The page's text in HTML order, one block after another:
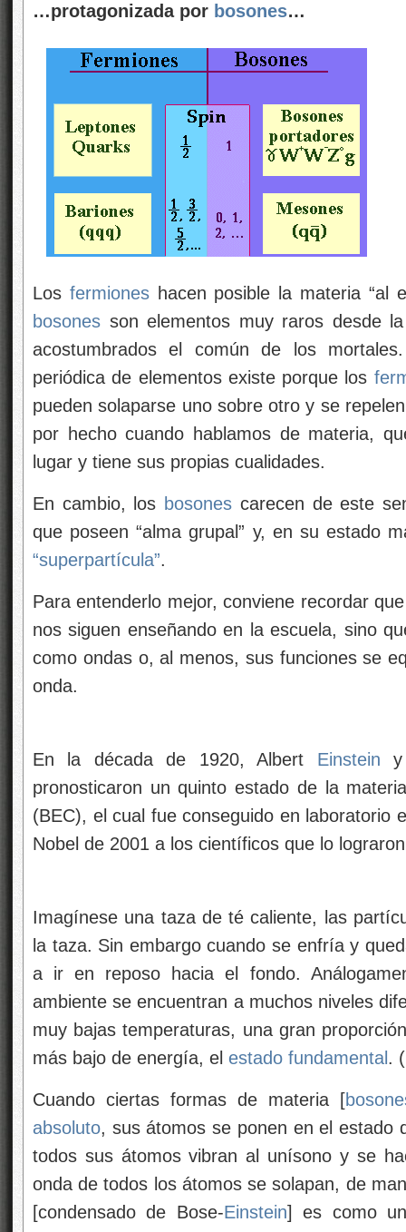
…protagonizada por bosones…
Los fermioneshacen posible la materia “al
bosones son elementos muy raros desde
acostumbrados el común de los
periódica de elementos existe porque los
pueden solaparse uno sobre otro y se
por hecho cuando hablamos de materia,
lugar y tiene sus propias cualidades.
En cambio, los bosones carecen de este
que poseen “alma grupal” y, en su estado
“superpartícula”.
Para entenderlo mejor, conviene recordar
nos siguen enseñando en la escuela, sino
como ondas o, al menos, sus funciones se
onda.
En la década de 1920, Albert Einstein y
pronosticaron un quinto estado de la
(BEC), el cual fue conseguido en laboratorio
Nobel de 2001 a los científicos que lo
Imagínese una taza de té caliente, las
la taza. Sin embargo cuando se enfría y
a ir en reposo hacia el fondo.
ambiente se encuentran a muchos niveles
muy bajas temperaturas, una gran
más bajo de energía, el estado fundamental .
Cuando ciertas formas de materia [
absoluto, sus átomos se ponen en el estado
todos sus átomos vibran al unísono y se
onda de todos los átomos se solapan, de
[condensado de Bose-Einstein] es como un